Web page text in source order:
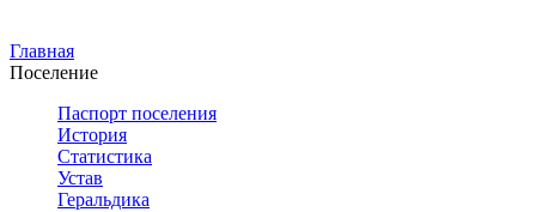
Главная
Поселение
Паспорт поселения
История
Статистика
Устав
Геральдика